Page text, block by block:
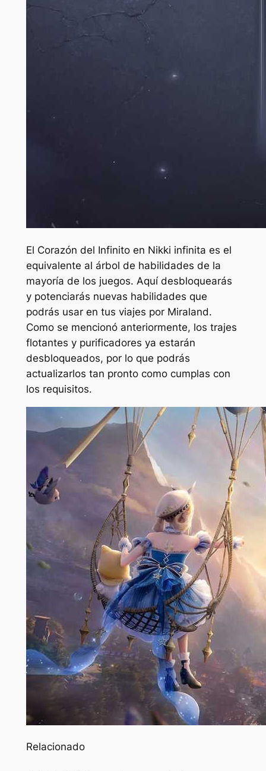
El Corazón del Infinito en Nikki infinita es el
equivalente al árbol de habilidades de la
mayoría de los juegos. Aquí desbloquearás
y potenciarás nuevas habilidades que
podrás usar en tus viajes por Miraland.
Como se mencionó anteriormente, los trajes
flotantes y purificadores ya estarán
desbloqueados, por lo que podrás
actualizarlos tan pronto como cumplas con
los requisitos.
Relacionado